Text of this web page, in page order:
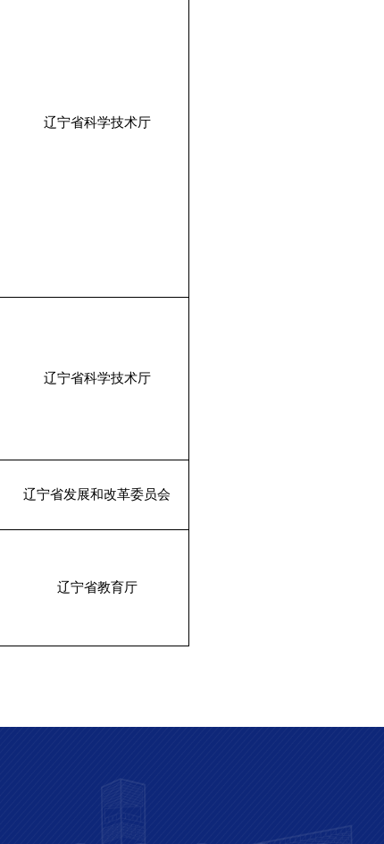
辽宁省科学技术厅
辽宁省科学技术厅
辽宁省发展和改革委员会
辽宁省教育厅